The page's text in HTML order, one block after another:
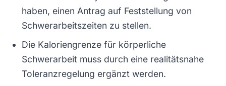
haben, einen Antrag auf Feststellung von
Schwerarbeitszeiten zu stellen.
Die Kaloriengrenze für körperliche
Schwerarbeit muss durch eine realitätsnahe
Toleranzregelung ergänzt werden.